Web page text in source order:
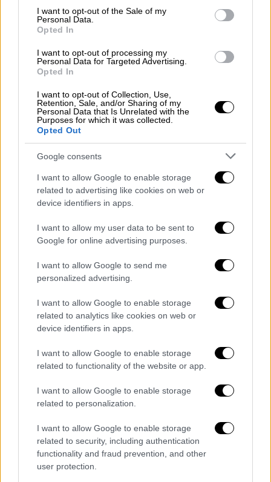
consent section.
I want to opt-out of the Sale of my
Personal Data.
Opted In
I want to opt-out of processing my
Personal Data for Targeted Advertising.
Opted In
I want to opt-out of Collection, Use,
Retention, Sale, and/or Sharing of my
Personal Data that Is Unrelated with the
Purposes for which it was collected.
Opted Out
Google consents
I want to allow Google to enable storage
related to advertising like cookies on web or
device identifiers in apps.
I want to allow my user data to be sent to
Google for online advertising purposes.
I want to allow Google to send me
personalized advertising.
I want to allow Google to enable storage
related to analytics like cookies on web or
device identifiers in apps.
I want to allow Google to enable storage
related to functionality of the website or app.
I want to allow Google to enable storage
related to personalization.
I want to allow Google to enable storage
related to security, including authentication
functionality and fraud prevention, and other
user protection.
φοβισμένη», δήλωσε η Μπένετ στους NYT.
Αμερική υποκλίνεται στον δικό της...
Σωτήρη Τσιόδρα
Πρόσθεσε ότι μίλησε με τον προσωπάρχη
και νομικό σύμβουλο του κυβερνήτη, ο
οποίος την μετέφερε σε άλλο πόστο, σε
άλλο κτίριο.Το νέο πόστο δουλειάς της
άρμοζε, οπότε αποφάσισε να μην δώσει
συνέχεια στο θέμα.
Με ανακοίνωση του χθες βράδυ, ο Κουόμο
διαβεβαίωσε ότι «δεν προσέγγισε ερωτικά
την κα Μπένετ, ούτε ότι είχε ποτέ σκοπό να
τρόπο».
αντιθέτως ήθελε να στηρίξει
την Μπένετ, η οποία του είχε πει ότι είχε
πέσει θύμα σεξουαλικής επίθεσης. Ο
στα τέλη του 2022, ζήτησε μια «πλήρη
εξέταση» αυτών των κατηγοριών, με
επικεφαλής έναν πρώην ομοσπονδιακό
δικαστή.
«Ζητώ από τους Νεοϋορκέζους να
περιμένουν τα αποτελέσματα (...) πριν
καταλήξουν σε οποιοδήποτε συμπέρασμα»,
πρόσθεσε. Είναι η δεύτερη φορά - όπως